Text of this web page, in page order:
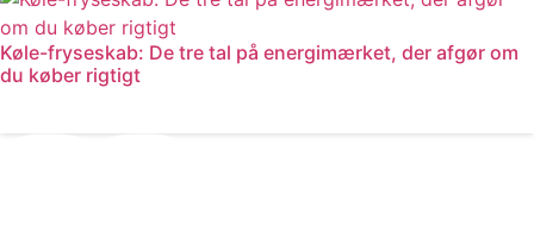
Køle-fryseskab: De tre tal på energimærket, der afgør om
du køber rigtigt